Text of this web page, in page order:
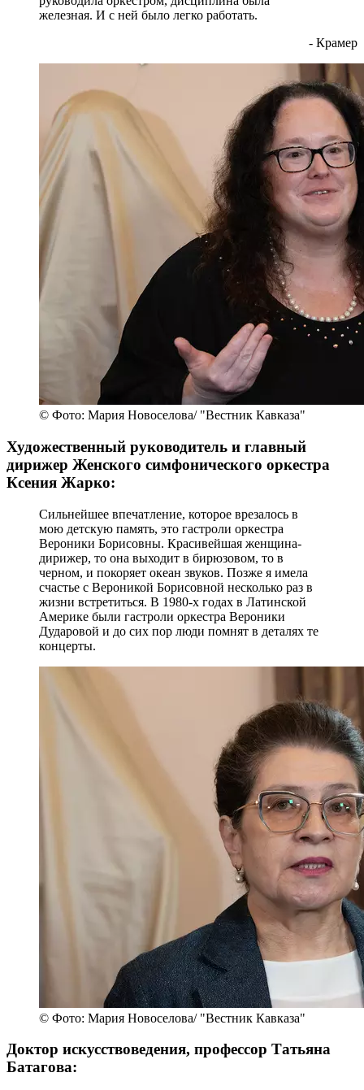
железная. И с ней было легко работать.
- Крамер
© Фото: Мария Новоселова/ "Вестник Кавказа"
Художественный руководитель и главный
дирижер Женского симфонического оркестра
Ксения Жарко:
Сильнейшее впечатление, которое врезалось в
мою детскую память, это гастроли оркестра
Вероники Борисовны. Красивейшая женщина-
дирижер, то она выходит в бирюзовом, то в
черном, и покоряет океан звуков. Позже я имела
счастье с Вероникой Борисовной несколько раз в
жизни встретиться. В 1980-х годах в Латинской
Америке были гастроли оркестра Вероники
Дударовой и до сих пор люди помнят в деталях те
концерты.
© Фото: Мария Новоселова/ "Вестник Кавказа"
Доктор искусствоведения, профессор Татьяна
Батагова: